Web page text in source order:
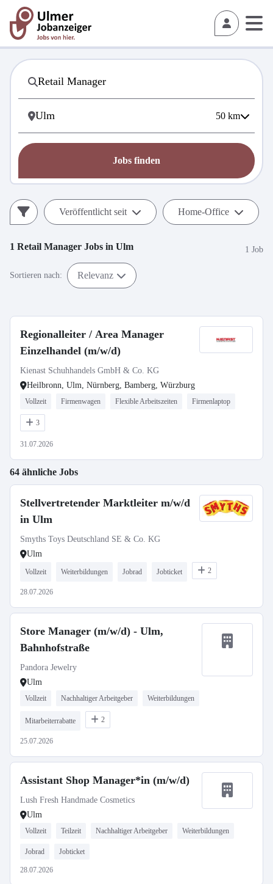
50 km
Jobs finden
Veröffentlicht seit Home-Office
1 Retail Manager Jobs in Ulm 1 Job
Sortieren nach: Relevanz
Regionalleiter / Area Manager
Einzelhandel (m/w/d)
Kienast Schuhhandels GmbH & Co. KG
Heilbronn, Ulm, Nürnberg, Bamberg, Würzburg
Vollzeit Firmenwagen Flexible Arbeitszeiten Firmenlaptop
3
31.07.2026
64 ähnliche Jobs
Stellvertretender Marktleiter m/w/d
in Ulm
Smyths Toys Deutschland SE & Co. KG
Ulm
Vollzeit Weiterbildungen Jobrad Jobticket 2
28.07.2026
Store Manager (m/w/d) - Ulm,
Bahnhofstraße
Pandora Jewelry
Ulm
Vollzeit Nachhaltiger Arbeitgeber Weiterbildungen
Mitarbeiterrabatte 2
25.07.2026
Assistant Shop Manager*in (m/w/d)
Lush Fresh Handmade Cosmetics
Ulm
Vollzeit Teilzeit Nachhaltiger Arbeitgeber Weiterbildungen
Jobrad Jobticket
28.07.2026